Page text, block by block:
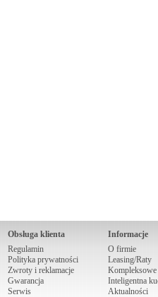
Obsługa klienta
Regulamin
Polityka prywatności
Zwroty i reklamacje
Gwarancja
Serwis
Informacje
O firmie
Leasing/Raty
Kompleksowe
Inteligentna
Aktualności